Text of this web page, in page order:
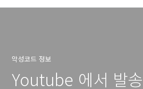
악성코드 정보
Youtube 에서 발